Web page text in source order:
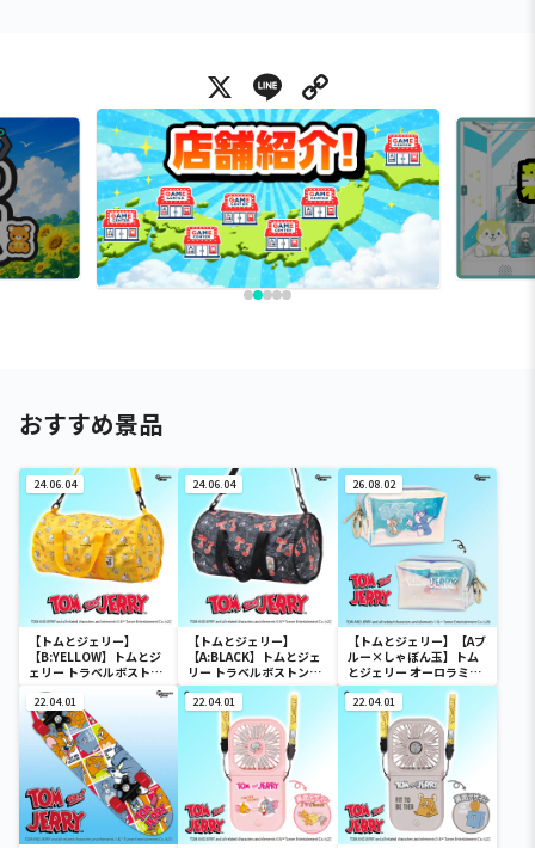
X Line
おすすめ景品
24.06.04
【トムとジェリー】
【B:YELLOW】トムとジ
ェリー トラベルボストン
バック
24.06.04
【トムとジェリー】
【A:BLACK】トムとジェ
リー トラベルボストンバ
ック
26.08.02
【トムとジェリー】【Aブ
ルー×しゃぼん玉】トム
とジェリー オーロラミニ
ポーチ
22.04.01 22.04.01 22.04.01